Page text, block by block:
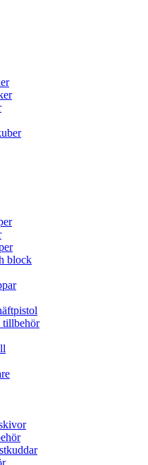
block
tillbehör